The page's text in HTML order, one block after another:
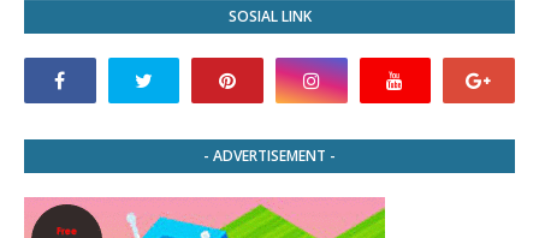
SOSIAL LINK
- ADVERTISEMENT -